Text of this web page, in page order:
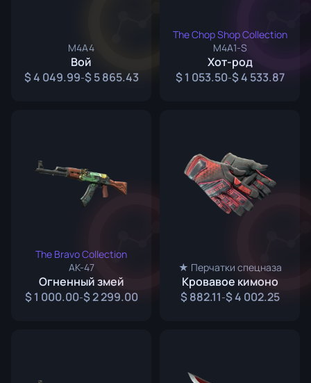
M4A4
Вой
4 049.99- 5 865.43
The Chop Shop Collection
M4A1-S
Хот-род
1 053.50- 4 533.87
The Bravo Collection
AK-47
Огненный змей
1 000.00- 2 299.00
★ Перчатки спецназа
Кровавое кимоно
882.11- 4 002.25